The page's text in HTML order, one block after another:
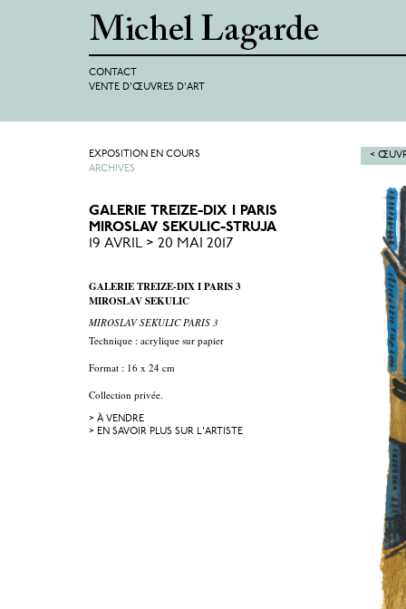
CONTACT
VENTE D'ŒUVRES D'ART
<
EXPOSITION EN COURS
ARCHIVES
GALERIE TREIZE-DIX I PARIS
MIROSLAV SEKULIC-STRUJA
19 AVRIL > 20 MAI 2017
GALERIE TREIZE-DIX I PARIS 3
MIROSLAV SEKULIC
MIROSLAV SEKULIC PARIS 3
Technique : acrylique sur papier
Format : 16 x 24 cm
Collection privée.
> À VENDRE
> EN SAVOIR PLUS SUR L'ARTISTE